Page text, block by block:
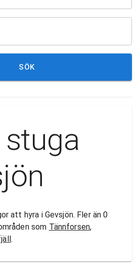
SÖK
stuga
att hyra i Gevsjön. Fler än 0
som Tännforsen,
.